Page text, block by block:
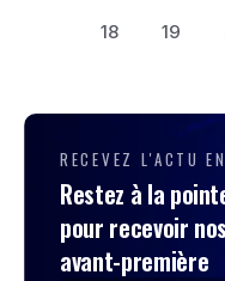
18
19
RECEVEZ L'ACTU
Restez à la
pour recevoir
avant-première